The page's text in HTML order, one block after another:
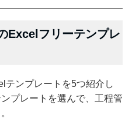
Excelフリーテンプレ
テンプレートを5つ紹介し
プレートを選んで、工程管